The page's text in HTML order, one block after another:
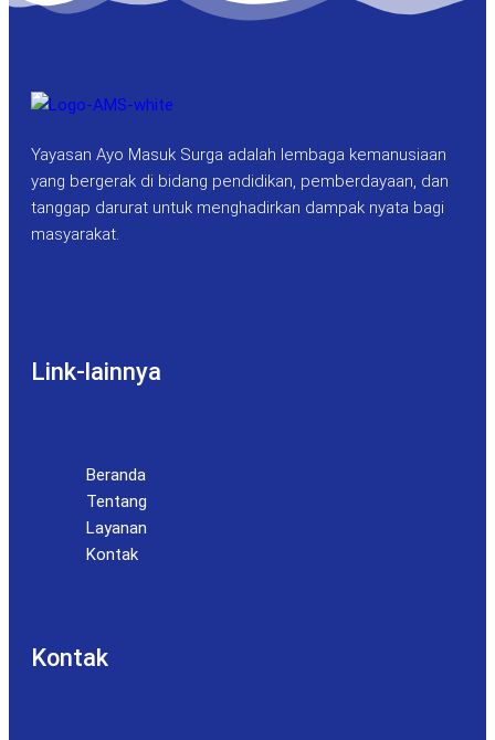
Yayasan Ayo Masuk Surga adalah lembaga kemanusiaan
yang bergerak di bidang pendidikan, pemberdayaan, dan
tanggap darurat untuk menghadirkan dampak nyata bagi
masyarakat.
Link-lainnya
Beranda
Tentang
Layanan
Kontak
Kontak